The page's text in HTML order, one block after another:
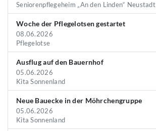
Seniorenpflegeheim „An den Linden“ Neustadt
Woche der Pflegelotsen gestartet
08.06.2026
Pflegelotse
Ausflug auf den Bauernhof
05.06.2026
Kita Sonnenland
Neue Bauecke in der Möhrchengruppe
05.06.2026
Kita Sonnenland